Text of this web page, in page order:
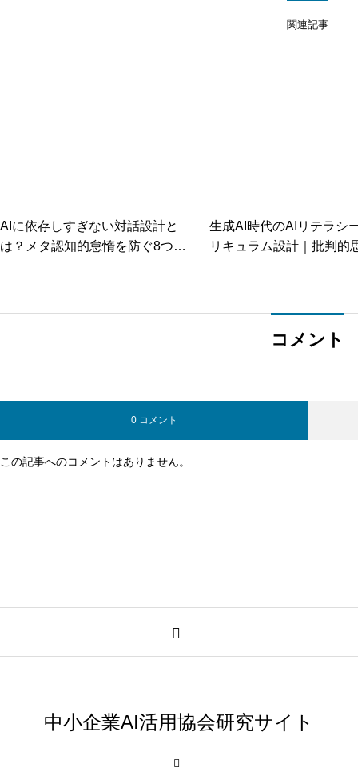
関連記事
AIに依存しすぎない対話設計と
は？メタ認知的怠惰を防ぐ8つの
生成AI時代のAIリテラシ
リキュラム設計｜批判的
コメント
0 コメント
この記事へのコメントはありません。
中小企業AI活用協会研究サイト